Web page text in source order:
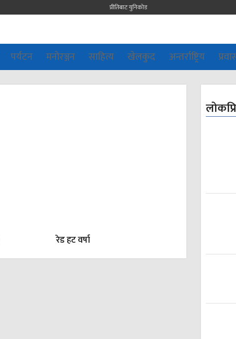
प्रीतिबाट युनिकोड
पर्यटन मनोरञ्जन साहित्य खेलकुद अन्तर्राष्ट्रिय
रेड हट वर्षा